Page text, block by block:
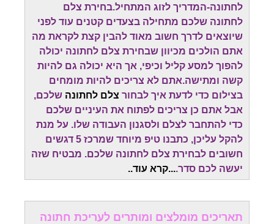
לחתונה-המדריך לזוג המתחיל.בחירת צלם
לחתונה שלכם מתחילה בצעדים קטנים עוד לפני
שיוצאים לדרך חשוב מאוד להבין קצת לקראת מה
אתם הולכים מכיוון שבחירת צלם לחתונה יכולה
להפוך למסע קליל וכיפי, אך היא יכולה גם להיות
קשה ומתישה.אתם לא צריכים להיות מומחים
בצילום כדי לדעת איך לבחור צלם לחתונה שלכם,
אבל אתם כן צריכים לפתוח את העיניים שלכם
כדי להתחבר לצלם ולסגנון העבודה שלו. על מנת
להקל עליכן, כתבנו טיפ מיוחד שמרכז 5 דגשים
חשובים לבחירת צלם לחתונה שלכם. מבטיח שזה
יעשה לכם סדר....קרא עוד..
תאריכים מומלצים ומותרים לעריכת חתונה